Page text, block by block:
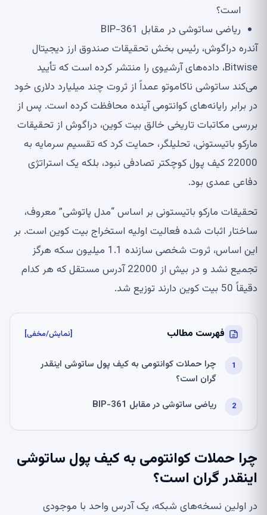
است؟
ریاضی ساتوشی در مقابل BIP-361
آندره دراگوش، رئیس بخش تحقیقات صندوق ارز دیجیتال
Bitwise، داده‌های آرشیوی را منتشر کرده است که تأیید
می‌کند ساتوشی ناکاموتو عمداً از ثروت چند میلیارد دلاری خود
در برابر رایانه‌های کوانتومی آینده محافظت کرده است. پس از
بررسی مکاتبات تاریخی خالق بیت کوین، دراگوش از تحقیقات
مارکو باتیستونی، تحلیلگر، حمایت کرد که تقسیم سرمایه به
22000 کیف پول کوچکتر تصادفی نبود، بلکه یک استراتژی
دفاعی عمدی بود.
تحقیقات مارکو باتیستونی بر اساس “مدل پاتوشی” معروف،
ساختار اثبات شده فعالیت اولیه استخراج بیت کوین است. بر
این اساس، ثروت شخصی سازنده 1.1 میلیون سکه هرگز
تجمیع نشد و در بیش از 22000 آدرس مستقل که هر کدام
دقیقاً 50 بیت کوین دارند توزیع شد.
فهرست مطالب [نمایش/مخفی]
چرا حملات کوانتومی به کیف پول ساتوشی اینقدر
گران است؟
ریاضی ساتوشی در مقابل BIP-361
چرا حملات کوانتومی به کیف پول ساتوشی
اینقدر گران است؟
در اولین نسخه‌های شبکه، یک آدرس واحد با موجودی